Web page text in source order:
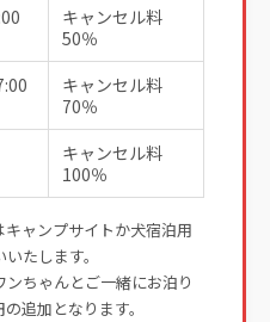
キャンセル料
50％
キャンセル料
70％
キャンセル料
100％
ャンプサイトか犬宿泊用
たします。
ちゃんとご一緒にお泊り
追加となります。